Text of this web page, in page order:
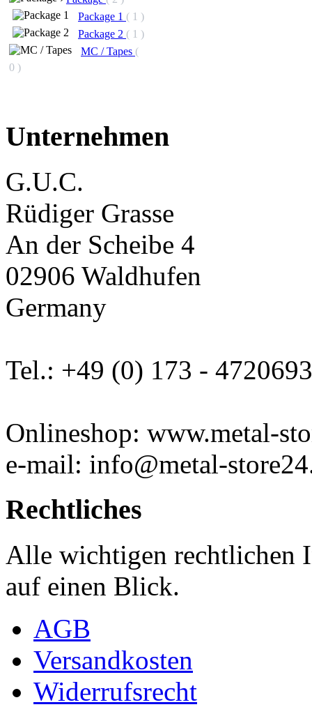
Package 1 ( 1 )
Package 2 ( 1 )
MC / Tapes (
0 )
Unternehmen
G.U.C.
Rüdiger Grasse
An der Scheibe 4
02906 Waldhufen
Germany
Tel.: +49 (0) 173 - 4720693
Onlineshop: www.metal-
e-mail: info@metal-
Rechtliches
Alle wichtigen rechtlichen
auf einen Blick.
AGB
Versandkosten
Widerrufsrecht